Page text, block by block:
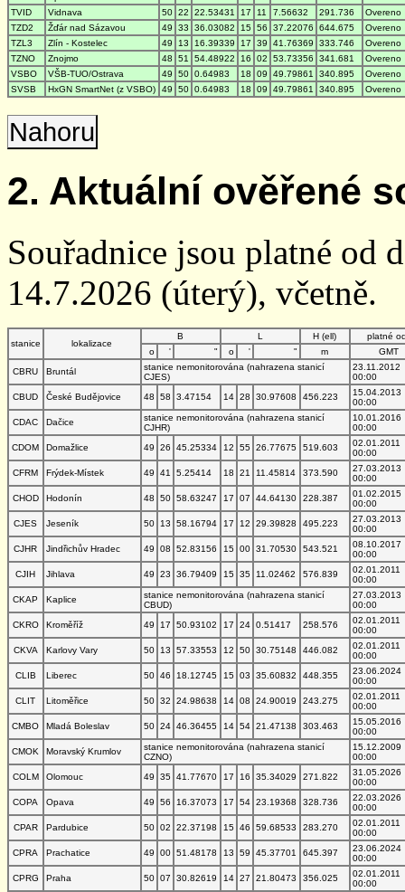
TVID
Vidnava 50 22 22.53431 17 11 7.56632 291.736
Overeno
TZD2
Žďár nad Sázavou 49 33 36.03082 15 56 37.22076 644.675
Overeno
TZL3
Zlín - Kostelec 49 13 16.39339 17 39 41.76369 333.746
Overeno
TZNO
Znojmo 48 51 54.48922 16 02 53.73356 341.681
Overeno
VSBO
VŠB-TUO/Ostrava 49 50 0.64983 18 09 49.79861 340.895
Overeno
SVSB
HxGN SmartNet (z VSBO) 49 50 0.64983 18 09 49.79861 340.895 Overeno
Nahoru
2. Aktuální ověřené
Souřadnice jsou platné od
14.7.2026 (úterý), včetně.
stanice lokalizace
B L H (ell)
platné
o
' " o ' " m
GMT
CBRU
Bruntál
stanice nemonitorována (nahrazena stanicí
CJES)
23.11.2012
00:00
CBUD
České Budějovice 48 58 3.47154 14 28 30.97608 456.223
15.04.2013
00:00
CDAC
Dačice
stanice nemonitorována (nahrazena stanicí
CJHR)
10.01.2016
00:00
CDOM
Domažlice 49 26 45.25334 12 55 26.77675 519.603
02.01.2011
00:00
CFRM
Frýdek-Místek 49 41 5.25414 18 21 11.45814 373.590
27.03.2013
00:00
CHOD
Hodonín 48 50 58.63247 17 07 44.64130 228.387
01.02.2015
00:00
CJES
Jeseník 50 13 58.16794 17 12 29.39828 495.223
27.03.2013
00:00
CJHR
Jindřichův Hradec 49 08 52.83156 15 00 31.70530 543.521
08.10.2017
00:00
CJIH
Jihlava 49 23 36.79409 15 35 11.02462 576.839
02.01.2011
00:00
CKAP
Kaplice
stanice nemonitorována (nahrazena stanicí
CBUD)
27.03.2013
00:00
CKRO
Kroměříž 49 17 50.93102 17 24 0.51417 258.576
02.01.2011
00:00
CKVA
Karlovy Vary 50 13 57.33553 12 50 30.75148 446.082
02.01.2011
00:00
CLIB
Liberec 50 46 18.12745 15 03 35.60832 448.355
23.06.2024
00:00
CLIT
Litoměřice 50 32 24.98638 14 08 24.90019 243.275
02.01.2011
00:00
CMBO
Mladá Boleslav 50 24 46.36455 14 54 21.47138 303.463
15.05.2016
00:00
CMOK
Moravský Krumlov
stanice nemonitorována (nahrazena stanicí
CZNO)
15.12.2009
00:00
COLM
Olomouc 49 35 41.77670 17 16 35.34029 271.822
31.05.2026
00:00
COPA
Opava 49 56 16.37073 17 54 23.19368 328.736
22.03.2026
00:00
CPAR
Pardubice 50 02 22.37198 15 46 59.68533 283.270
02.01.2011
00:00
CPRA
Prachatice 49 00 51.48178 13 59 45.37701 645.397
23.06.2024
00:00
CPRG
Praha 50 07 30.82619 14 27 21.80473 356.025
02.01.2011
00:00